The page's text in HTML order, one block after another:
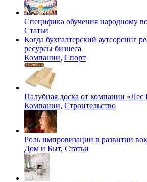
Специфика обучения народному
Статьи
Когда бухгалтерский аутсорсинг
ресурсы бизнеса
Компании, Спорт
Палубная доска от компании «Лес
Компании, Строительство
Роль импровизации в развитии
Дом и Быт, Статьи